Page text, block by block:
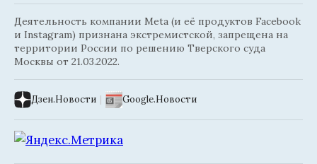
Деятельность компании Meta (и её продуктов Facebook
и Instagram) признана экстремистской, запрещена на
территории России по решению Тверского суда
Москвы от 21.03.2022.
Дзен.Новости | Google.Новости